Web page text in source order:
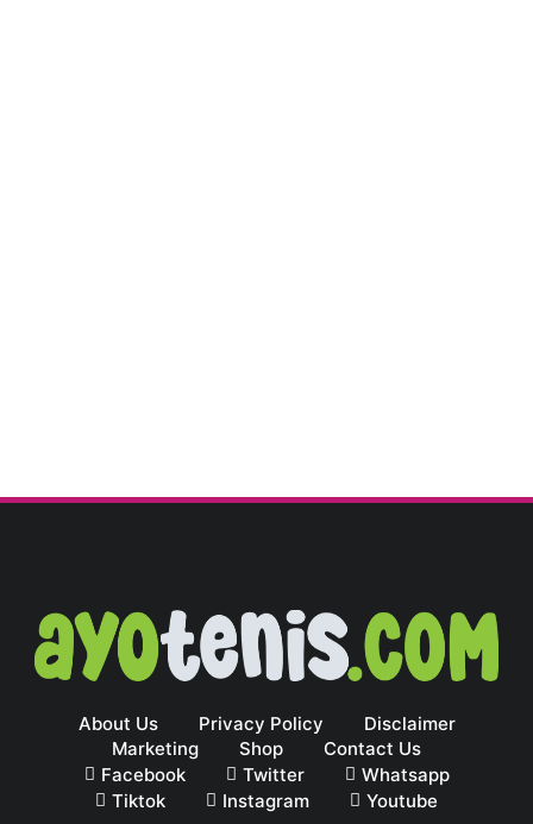
About Us Privacy Policy
Disclaimer
Marketing
Shop
Contact Us
Facebook
Twitter
Whatsapp
Tiktok
Instagram Youtube